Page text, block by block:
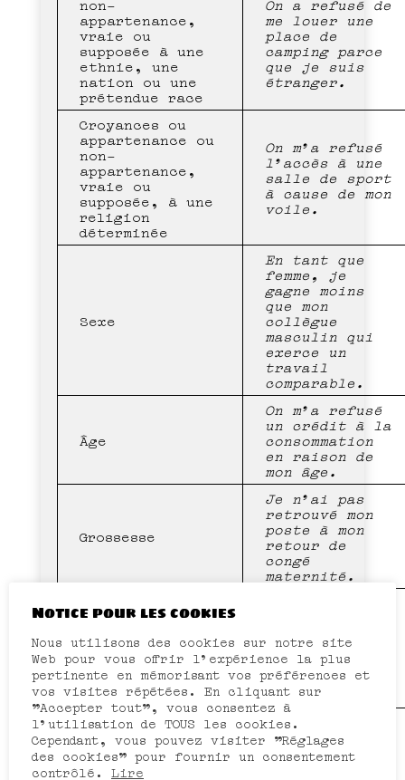
appartenance,
vraie ou
supposée à une
ethnie, une
nation ou une
prétendue race
me louer une
place de
camping parce
que je suis
étranger.
Croyances ou
appartenance ou
non-
appartenance,
vraie ou
supposée, à une
religion
déterminée
On m’a refusé
l’accès à une
salle de sport
à cause de mon
voile.
Sexe
En tant que
femme, je
gagne moins
que mon
collègue
masculin qui
exerce un
travail
comparable.
Âge
On m’a refusé
un crédit à la
consommation
en raison de
mon âge.
Grossesse
Je n’ai pas
retrouvé mon
poste à mon
retour de
congé
maternité.
État de santé
de mon contrat
parce que
j’étais en
arrêt maladie.
Handicap
On me refuse
la
participation
à une sortie
Notice pour les cookies
Nous utilisons des cookies sur notre site
Web pour vous offrir l'expérience la plus
pertinente en mémorisant vos préférences et
vos visites répétées. En cliquant sur
"Accepter tout", vous consentez à
l'utilisation de TOUS les cookies.
Cependant, vous pouvez visiter "Réglages
des cookies" pour fournir un consentement
contrôlé. Lire